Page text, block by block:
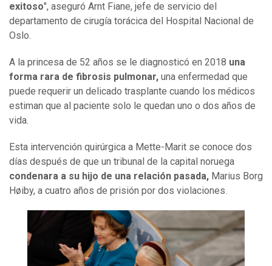
exitoso", aseguró Arnt Fiane, jefe de servicio del
departamento de cirugía torácica del Hospital Nacional de
Oslo.
A la princesa de 52 años se le diagnosticó en 2018 una
forma rara de fibrosis pulmonar, una enfermedad que
puede requerir un delicado trasplante cuando los médicos
estiman que al paciente solo le quedan uno o dos años de
vida.
Esta intervención quirúrgica a Mette-Marit se conoce dos
días después de que un tribunal de la capital noruega
condenara a su hijo de una relación pasada, Marius Borg
Høiby, a cuatro años de prisión por dos violaciones.